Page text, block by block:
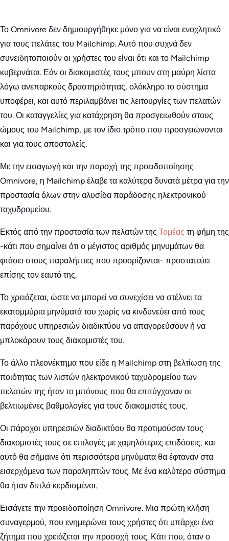
Το Omnivore δεν δημιουργήθηκε μόνο για να είναι ενοχλητικό
για τους πελάτες του Mailchimp. Αυτό που συχνά δεν
συνειδητοποιούν οι χρήστες του είναι ότι και το Mailchimp
κυβερνάται. Εάν οι διακομιστές τους μπουν στη μαύρη λίστα
λόγω ανεπαρκούς δραστηριότητας, ολόκληρο το σύστημα
υποφέρει, και αυτό περιλαμβάνει τις λειτουργίες των πελατών
του. Οι καταγγελίες για κατάχρηση θα προσγειωθούν στους
ώμους του Mailchimp, με τον ίδιο τρόπο που προσγειώνονται
και για τους αποστολείς.
Με την εισαγωγή και την παροχή της προειδοποίησης
Omnivore, η Mailchimp έλαβε τα καλύτερα δυνατά μέτρα για την
προστασία όλων στην αλυσίδα παράδοσης ηλεκτρονικού
ταχυδρομείου.
Εκτός από την προστασία των πελατών της Τομέας τη φήμη της
-κάτι που σημαίνει ότι ο μέγιστος αριθμός μηνυμάτων θα
φτάσει στους παραλήπτες που προορίζονται- προστατεύει
επίσης τον εαυτό της.
Το χρειάζεται, ώστε να μπορεί να συνεχίσει να στέλνει τα
εκατομμύρια μηνύματά του χωρίς να κινδυνεύει από τους
παρόχους υπηρεσιών διαδικτύου να απαγορεύσουν ή να
μπλοκάρουν τους διακομιστές του.
Το άλλο πλεονέκτημα που είδε η Mailchimp στη βελτίωση της
ποιότητας των λιστών ηλεκτρονικού ταχυδρομείου των
πελατών της ήταν το μπόνους που θα επιτύγχαναν οι
βελτιωμένες βαθμολογίες για τους διακομιστές τους.
Οι πάροχοι υπηρεσιών διαδικτύου θα προτιμούσαν τους
διακομιστές τους σε επιλογές με χαμηλότερες επιδόσεις, και
αυτό θα σήμαινε ότι περισσότερα μηνύματα θα έφταναν στα
εισερχόμενα των παραληπτών τους. Με ένα καλύτερο σύστημα
θα ήταν διπλά κερδισμένοι.
Εισάγετε την προειδοποίηση Omnivore. Μια πρώτη κλήση
συναγερμού, που ενημερώνει τους χρήστες ότι υπάρχει ένα
ζήτημα που χρειάζεται την προσοχή τους. Κάτι που, όταν ο